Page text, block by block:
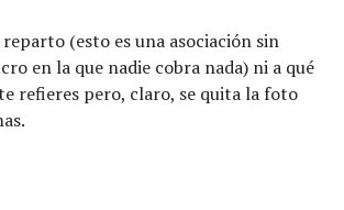
reparto (esto es una asociación sin
en la que nadie cobra nada) ni a qué
refieres pero, claro, se quita la foto